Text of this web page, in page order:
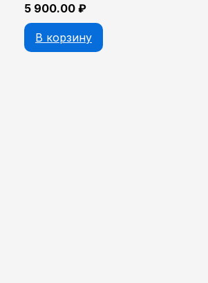
5 900.00 ₽
В корзину